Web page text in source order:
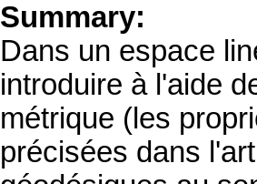
Summary:
Dans un espace
introduire à l'aide
métrique (les
précisées dans